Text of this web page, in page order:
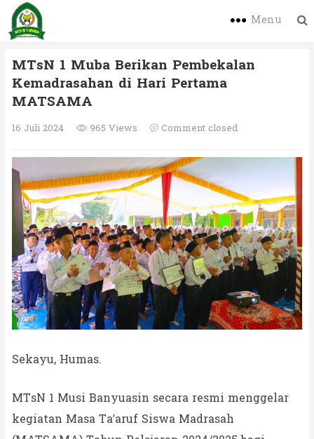
Menu
MTsN 1 Muba Berikan Pembekalan
Kemadrasahan di Hari Pertama
MATSAMA
16 Juli 2024 965 Views Comment closed
Sekayu, Humas.
MTsN 1 Musi Banyuasin secara resmi menggelar
kegiatan Masa Ta’aruf Siswa Madrasah